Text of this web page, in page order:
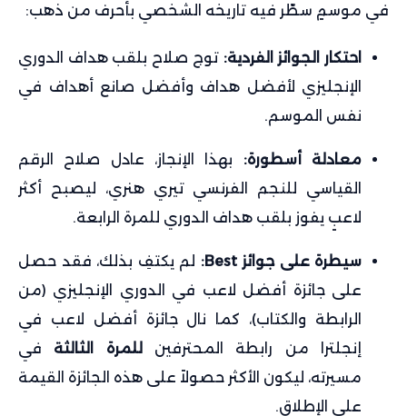
في موسمٍ سطّر فيه تاريخه الشخصي بأحرف من ذهب:
احتكار الجوائز الفردية: توج صلاح بلقب هداف الدوري
الإنجليزي لأفضل هداف وأفضل صانع أهداف في
نفس الموسم.
معادلة أسطورة: بهذا الإنجاز، عادل صلاح الرقم
القياسي للنجم الفرنسي تيري هنري، ليصبح أكثر
لاعبٍ يفوز بلقب هداف الدوري للمرة الرابعة.
سيطرة على جوائز Best:
لم يكتفِ بذلك، فقد حصل
على جائزة أفضل لاعب في الدوري الإنجليزي (من
الرابطة والكتاب)، كما نال جائزة أفضل لاعب في
إنجلترا من رابطة المحترفين للمرة الثالثة في
مسيرته، ليكون الأكثر حصولاً على هذه الجائزة القيمة
على الإطلاق.